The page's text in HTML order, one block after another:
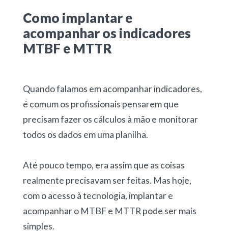
Como implantar e
acompanhar os indicadores
MTBF e MTTR
Quando falamos em acompanhar indicadores,
é comum os profissionais pensarem que
precisam fazer os cálculos à mão e monitorar
todos os dados em uma planilha.
Até pouco tempo, era assim que as coisas
realmente precisavam ser feitas. Mas hoje,
com o acesso à tecnologia, implantar e
acompanhar o MTBF e MTTR pode ser mais
simples.